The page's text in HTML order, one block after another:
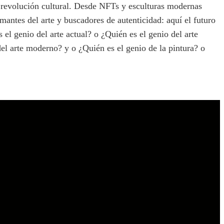
cultural. Desde NFTs y esculturas modernas
del arte y buscadores de autenticidad: aquí el futuro
genio del arte actual? o ¿Quién es el genio del arte
arte moderno? y o ¿Quién es el genio de la pintura? o